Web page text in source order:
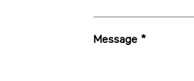
Message*